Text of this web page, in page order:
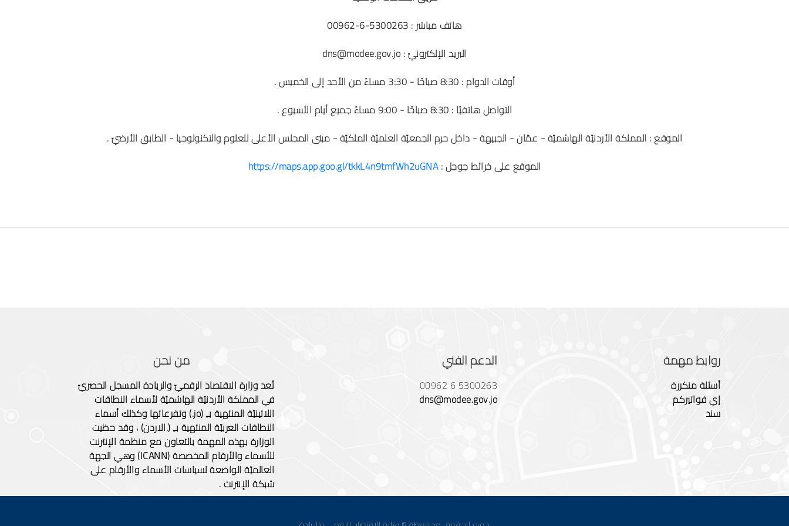
هاتف مباشر : 5300263-6-00962
البريد الإلكترونيّ : dns@modee.gov.jo
أوقات الدوام : 8:30 صباحًا - 3:30 مساءً من الأحد إلى الخميس .
التواصل هاتفيًا : 8:30 صباحًا - 9:00 مساءً جميع أيام الأسبوع .
الموقع : المملكة الأردنيّة الهاشميّة - عمّان - الجبيهة - داخل حرم الجمعيّة العلميّة الملكيّة - مبنى المجلس الأعلى للعلوم والتكنولوجيا - الطابق الأرضيّ .
الموقع على خرائط جوجل :https://maps.app.goo.gl/tkkL4n9tmfWh2uGNA
من نحن
تُعد وزارة الاقتصاد الرقميّ والريادة المسجل الحصريّ
في المملكة الأردنيّة الهاشميّة لأسماء النطاقات
اللاتينيّة المنتهية بـِ (jo.) وتفرعاتها وكذلك أسماء
النطاقات العربيّة المنتهية بـِ (.الاردن) ، وقد حظيت
الوزارة بهذه المهمة بالتعاون مع منظمة الإنترنت
للأسماء والأرقام المخصصة (ICANN) وهي الجهة
العالميّة الواضعة لسياسات الأسماء والأرقام على
شبكة الإنترنت .
الدعم الفني
00962 6 5300263
dns@modee.gov.jo
روابط مهمة
أسئلة متكررة
إي فواتيركم
سند